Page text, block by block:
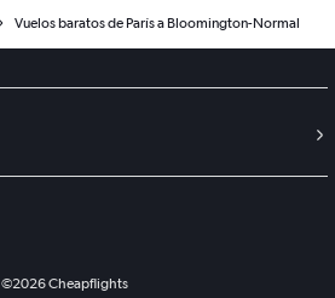
Vuelos baratos de París a Bloomington-Normal
©2026Cheapflights